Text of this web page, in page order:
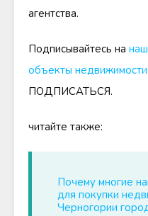
агентства.
Подписывайтесь на
объекты недвижимости
ПОДПИСАТЬСЯ.
читайте также:
Почему многие
для покупки
Черногории